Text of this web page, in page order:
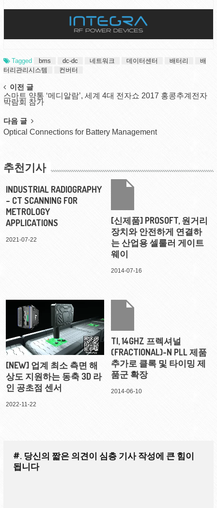
Tagged bms dc-dc 네트워크 데이터센터 배터리
배
터리관리시스템
컨버터
Post
navigation
이전 글
스마트 약통 ‘메디알람’, 세계 4대 전자쇼 2017 홍콩추계전자
박람회 참가
다음 글
Optical Connections for Battery Management
추천기사
INDUSTRIAL RADIOGRAPHY
– CT SCANNING FOR
METROLOGY
APPLICATIONS
2021-07-22
[신제품] PROSOFT, 원거리
장치와 안전하게 연결하
는 산업용 셀룰러 게이트
웨이
2014-07-16
[NEW] 업계 최소 측면 해
상도 지원하는 동축 3D 라
인 공초점 센서
2022-11-22
TI, 14GHZ 프렉셔널
(FRACTIONAL)-N PLL 제품
추가로 클록 및 타이밍 제
품군 확장
2014-06-10
#. 당신의 짧은 의견이 심층 기사 작성에 큰 힘이
됩니다